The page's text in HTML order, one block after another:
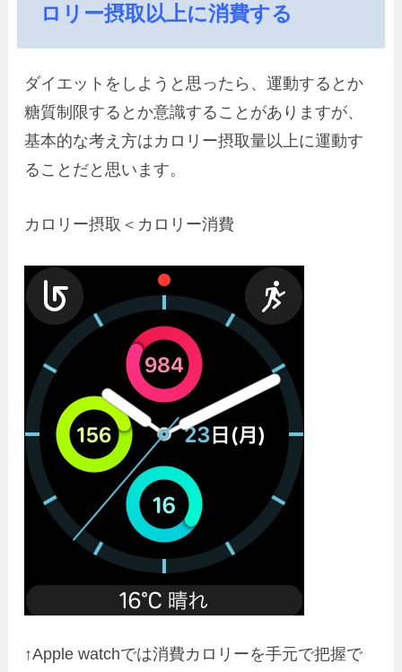
ロリー摂取以上に消費する
ダイエットをしようと思ったら、運動するとか
糖質制限するとか意識することがありますが、
基本的な考え方はカロリー摂取量以上に運動す
ることだと思います。
カロリー摂取＜カロリー消費
↑Apple watchでは消費カロリーを手元で把握で